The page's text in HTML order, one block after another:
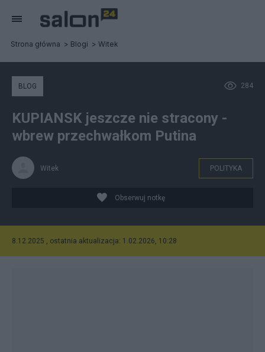
Strona główna Blogi Witek
284
BLOG
KUPIANSK jeszcze nie stracony -
wbrew przechwałkom Putina
Witek POLITYKA
Obserwuj notkę
8.12.2025 , ostatnia aktualizacja: 1.02.2026, 10:28